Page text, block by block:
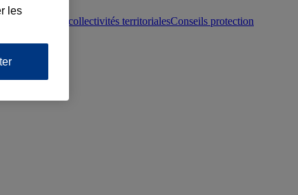
juridique collectivités territorialesConseils protection
les